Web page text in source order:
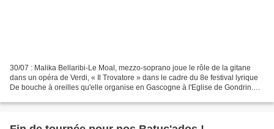
30/07 : Malika Bellaribi-Le Moal, mezzo-soprano joue le rôle de la gitane
dans un opéra de Verdi, « Il Trovatore » dans le cadre du 8e festival lyrique
De bouche à oreilles qu'elle organise en Gascogne à l'Eglise de Gondrin.